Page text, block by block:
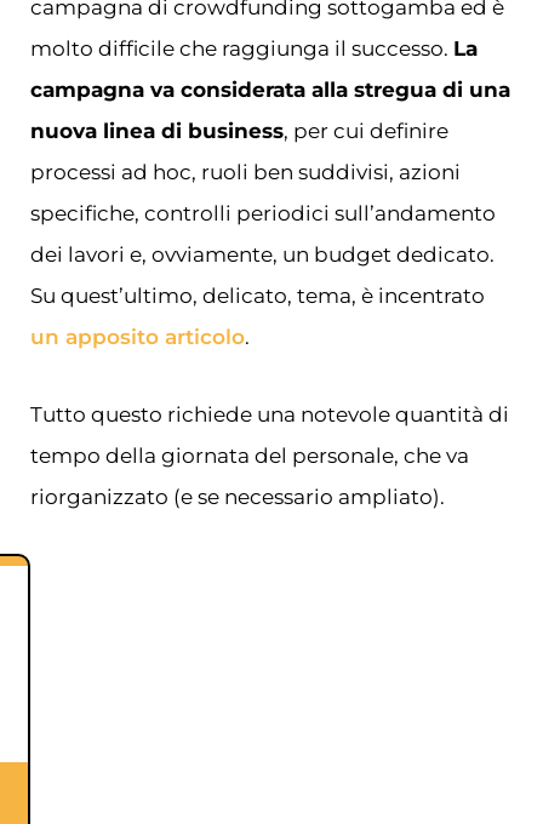
campagna di crowdfunding sottogamba ed è
molto difficile che raggiunga il successo. La
campagna va considerata alla stregua di una
nuova linea di business, per cui definire
processi ad hoc, ruoli ben suddivisi, azioni
specifiche, controlli periodici sull’andamento
dei lavori e, ovviamente, un budget dedicato.
Su quest’ultimo, delicato, tema, è incentrato
un apposito articolo.
Tutto questo richiede una notevole quantità di
tempo della giornata del personale, che va
riorganizzato (e se necessario ampliato).